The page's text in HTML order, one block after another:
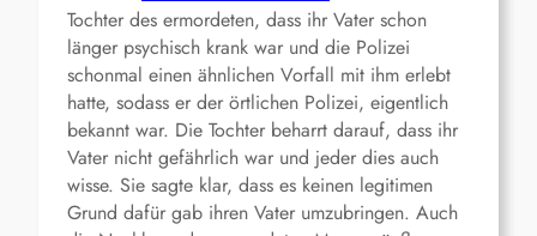
Tochter des ermordeten, dass ihr Vater schon
länger psychisch krank war und die Polizei
schonmal einen ähnlichen Vorfall mit ihm erlebt
hatte, sodass er der örtlichen Polizei, eigentlich
bekannt war. Die Tochter beharrt darauf, dass ihr
Vater nicht gefährlich war und jeder dies auch
wisse. Sie sagte klar, dass es keinen legitimen
Grund dafür gab ihren Vater umzubringen. Auch